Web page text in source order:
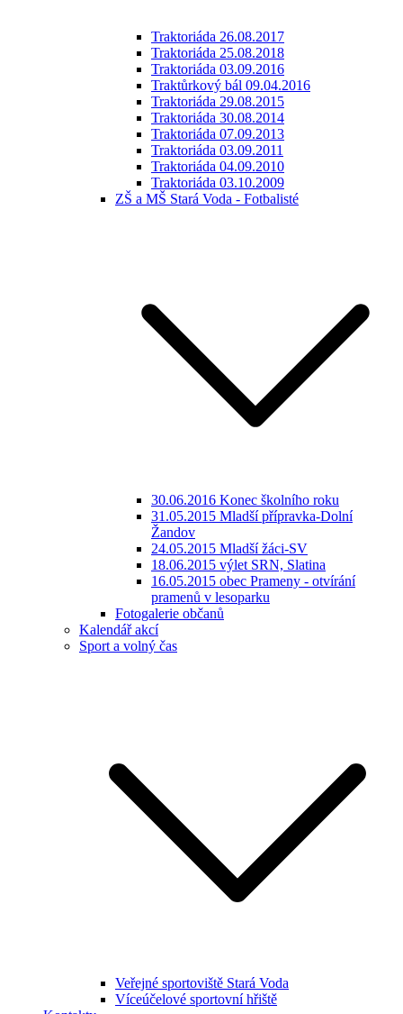
Traktoriáda 26.08.2017
Traktoriáda 25.08.2018
Traktoriáda 03.09.2016
Traktůrkový bál 09.04.2016
Traktoriáda 29.08.2015
Traktoriáda 30.08.2014
Traktoriáda 07.09.2013
Traktoriáda 03.09.2011
Traktoriáda 04.09.2010
Traktoriáda 03.10.2009
ZŠ a MŠ Stará Voda - Fotbalisté
30.06.2016 Konec školního roku
31.05.2015 Mladší přípravka-Dolní
Žandov
24.05.2015 Mladší žáci-SV
18.06.2015 výlet SRN, Slatina
16.05.2015 obec Prameny - otvírání
pramenů v lesoparku
Fotogalerie občanů
Kalendář akcí
Sport a volný čas
Veřejné sportoviště Stará Voda
Víceúčelové sportovní hřiště